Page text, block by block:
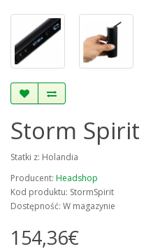
Storm Spirit
Statki z: Holandia
Producent: Headshop
Kod produktu: StormSpirit
Dostępność: W magazynie
154,36€